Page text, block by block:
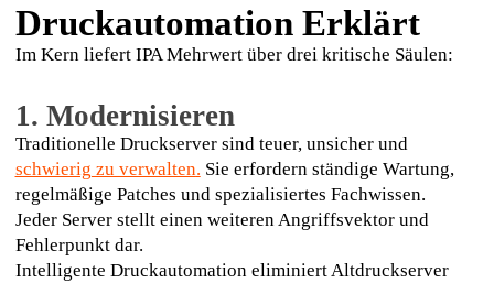
Druckautomation Erklärt
Im Kern liefert IPA Mehrwert über drei kritische Säulen:
1. Modernisieren
Traditionelle Druckserver sind teuer, unsicher und
schwierig zu verwalten. Sie erfordern ständige Wartung,
regelmäßige Patches und spezialisiertes Fachwissen.
Jeder Server stellt einen weiteren Angriffsvektor und
Fehlerpunkt dar.
Intelligente Druckautomation eliminiert Altdruckserver